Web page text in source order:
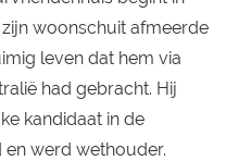
woonschuit afmeerde
leven dat hem via
had gebracht. Hij
kandidaat in de
werd wethouder.